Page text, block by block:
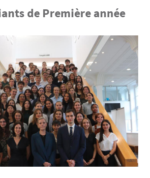
de Première année